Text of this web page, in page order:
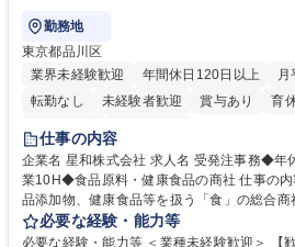
勤務地
東京都品川区
業界未経験歓迎
年間休日120日以上
転勤なし
未経験者歓迎 賞与あり 育
交通費支給
仕事の内容
企業名 星和株式会社 求人名 受発注事務◆年休125日・年収400万～・残
業10H◆食品原料・健康食品の商社 仕事の内容 輸入される食品原料や食
品添加物、健康食品等を扱う「食」の総合
として営業サポートや書類作成、データ入力
せします。 ・受注／出荷指示／売上管理／仕入管理／在庫管理／お客様や
必要な経験・能力等
必要な経験・能力等 ＜業種未経験歓迎＞ 【